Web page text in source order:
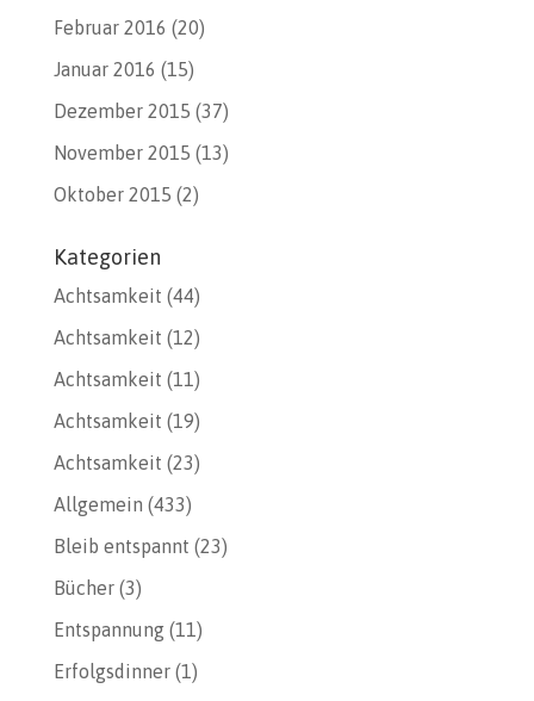
Februar 2016 (20)
Januar 2016 (15)
Dezember 2015 (37)
November 2015 (13)
Oktober 2015 (2)
Kategorien
Achtsamkeit (44)
Achtsamkeit (12)
Achtsamkeit (11)
Achtsamkeit (19)
Achtsamkeit (23)
Allgemein (433)
Bleib entspannt (23)
Bücher(3)
Entspannung(11)
Erfolgsdinner(1)